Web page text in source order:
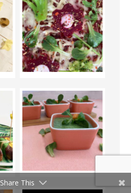
Share This